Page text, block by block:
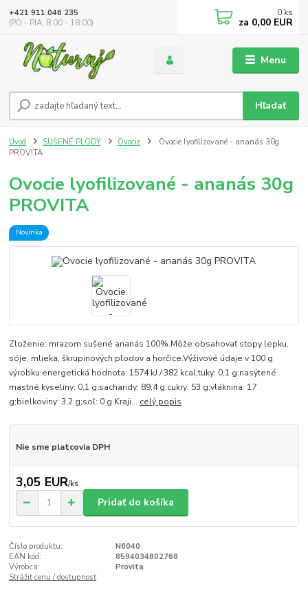
Menu
Hľadať
+421 911 046 235
(PO - PIA, 8:00 - 18:00)
0 ks
za 0,00 EUR
Úvod SUŠENÉ PLODY Ovocie
Ovocie lyofilizované - ananás 30g
PROVITA
Ovocie lyofilizované - ananás 30g
PROVITA
Novinka
Zloženie: mrazom sušené ananás 100%.Môže obsahovať stopy lepku,
sóje, mlieka, škrupinových plodov a horčice.Výživové údaje v 100 g
výrobku:energetická hodnota: 1574 kJ / 382 kcal;tuky: 0,1 g;nasýtené
mastné kyseliny: 0,1 g;sacharidy: 89,4 g;cukry: 53 g;vláknina: 17
g;bielkoviny: 3,2 g;soľ: 0 g.Kraji... celý popis
Nie sme platcovia DPH
3,05 EUR/ks
Pridať do košíka
Číslo produktu:
N6040
EAN kód:
8594034802768
Výrobca:
Provita
Strážiť cenu / dostupnosť